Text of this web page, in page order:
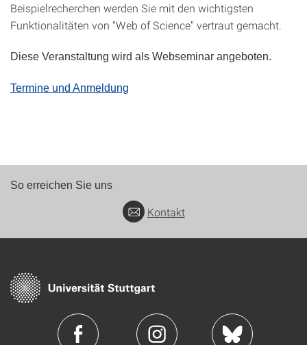
Beispielrecherchen werden Sie mit den wichtigsten
Funktionalitäten von "Web of Science" vertraut gemacht.
Diese Veranstaltung wird als Webseminar angeboten.
Termine und Anmeldung
So erreichen Sie uns
Kontakt